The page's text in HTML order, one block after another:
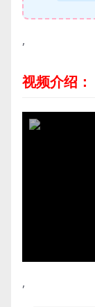
,
视频介绍：
,